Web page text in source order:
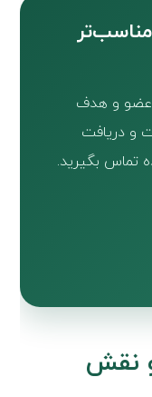
عضو و هدف
و دریافت
تماس بگیرید.
و نقش